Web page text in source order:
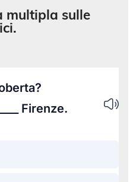
multipla sulle